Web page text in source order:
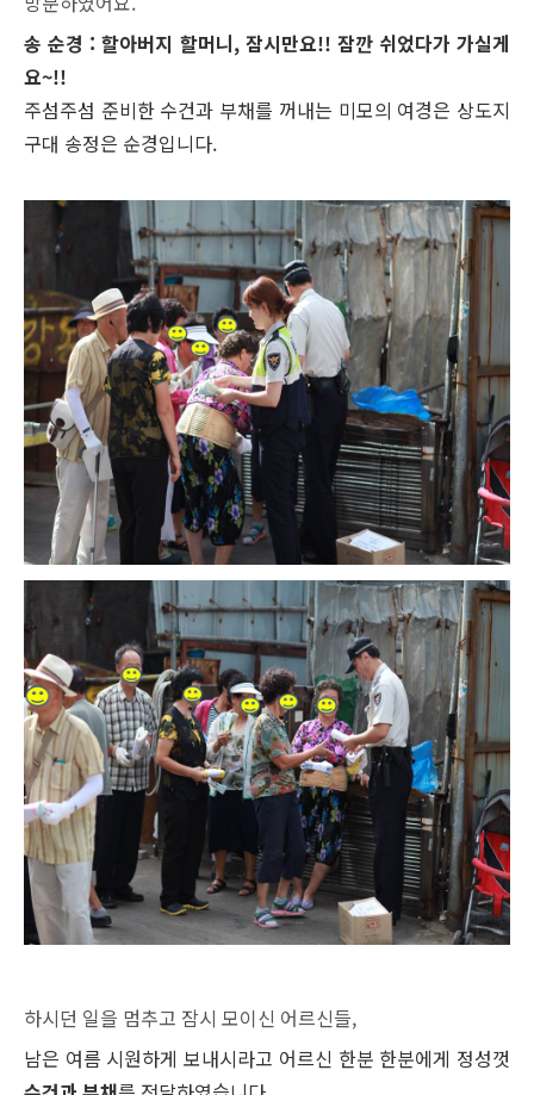
송 순경 : 할아버지 할머니, 잠시만요!! 잠깐 쉬었다가 가실게
요~!!
주섬주섬 준비한 수건과 부채를 꺼내는 미모의 여경은 상도지
구대 송정은 순경입니다.
하시던 일을 멈추고 잠시 모이신 어르신들,
남은 여름 시원하게 보내시라고 어르신 한분 한분에게 정성껏